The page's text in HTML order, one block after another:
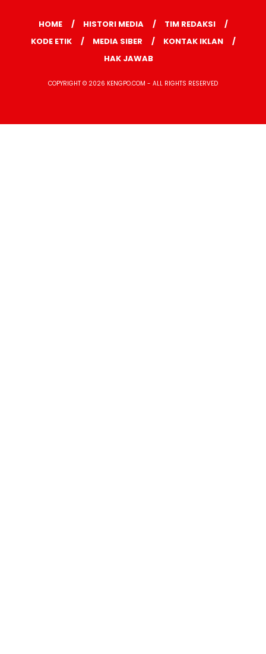
HOME HISTORI MEDIA
TIM REDAKSI
KODE ETIK
MEDIA SIBER
KONTAK IKLAN
HAK JAWAB
COPYRIGHT © 2026 KENGPO.COM - ALL RIGHTS RESERVED